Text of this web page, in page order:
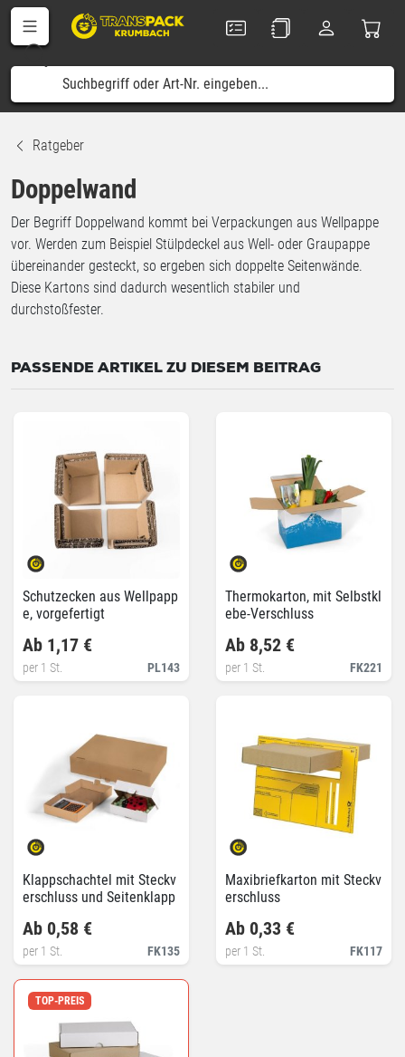
Ratgeber
Doppelwand
Der Begriff Doppelwand kommt bei Verpackungen aus Wellpappe
vor. Werden zum Beispiel Stülpdeckel aus Well- oder Graupappe
übereinander gesteckt, so ergeben sich doppelte Seitenwände.
Diese Kartons sind dadurch wesentlich stabiler und
durchstoßfester.
PASSENDE ARTIKEL ZU DIESEM BEITRAG
Schutzecken aus Wellpapp
e, vorgefertigt
PL143
Ab 1,17 €
per 1 St.
Thermokarton, mit Selbstkl
ebe-Verschluss
FK221
Ab 8,52 €
per 1 St.
Klappschachtel mit Steckv
erschluss und Seitenklapp
FK135
Ab 0,58 €
per 1 St.
Maxibriefkarton mit Steckv
erschluss
FK117
Ab 0,33 €
per 1 St.
TOP-PREIS